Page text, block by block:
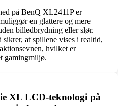
på BenQ XL2411P er
en glattere og mere
billedbrydning eller slør.
at spillene vises i realtid,
hvilket er
gamingmiljø.
XL LCD-teknologi på